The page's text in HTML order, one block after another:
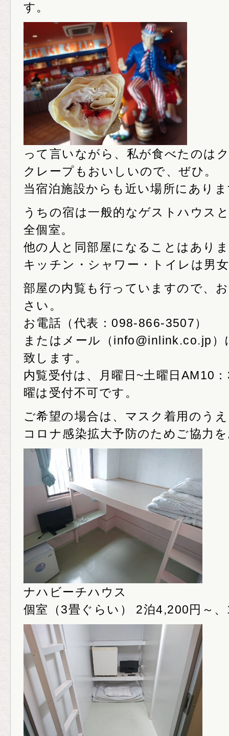
す。
って言いながら、私が食べたのは
クレープもおいしいので、ぜひ。
当宿泊施設からも近い場所にあり
うちの宿は一般的なゲストハウス
全個室。
他の人と同部屋になることはあり
キッチン・シャワー・トイレは男
部屋の内覧も行っていますので、
さい。
お電話（代表：098-866-3507）
またはメール（info@inlink.co.jp）
致します。
内覧受付は、月曜日~土曜日AM10
曜は受付不可です。
ご希望の場合は、マスク着用のう
コロナ感染拡大予防のためご協力
ナハビーチハウス
個室（3畳ぐらい） 2泊4,200円～